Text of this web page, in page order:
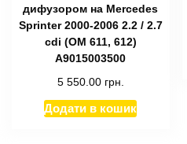
дифузором на Mercedes
Sprinter 2000-2006 2.2 / 2.7
cdi (ОМ 611, 612)
A9015003500
5 550.00 грн.
Додати в кошик